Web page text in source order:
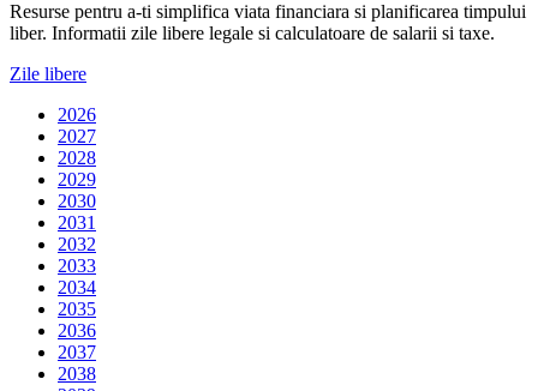
Resurse pentru a-ti simplifica viata financiara si planificarea timpului
liber. Informatii zile libere legale si calculatoare de salarii si taxe.
Zile libere
2026
2027
2028
2029
2030
2031
2032
2033
2034
2035
2036
2037
2038